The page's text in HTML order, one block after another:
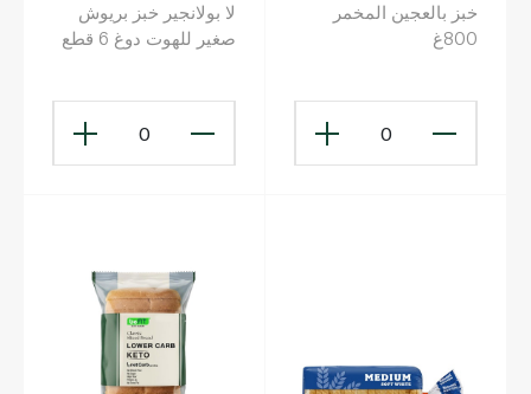
خبز بالعجين المخمر
800غ
0
لا بولانجير خبز بريوش
صغير للهوت دوغ 6 قطع
0